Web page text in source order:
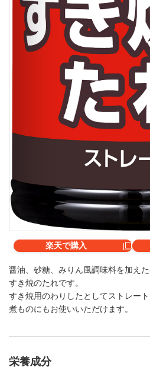
楽天で購入
醤油、砂糖、みりん風調味料を加え
すき焼のたれです。
すき焼用のわりしたとしてストレー
煮ものにもお使いいただけます。
栄養成分